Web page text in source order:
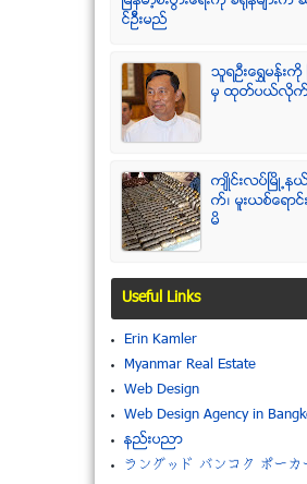
င္ဥိီးမည္
သူရဦးေရႊမန္းကို
မွ ထုတ္ပယ္လိုက္
က်ဳိင္းလပ္ၿမိဳ႕န
က္၊ မူးယစ္ေရာ
မိ
Useful Links
Erin Kamler
Myanmar Real Estate
Web Design
Web Design Agency in
နည္းပညာ
ラングッド バンコク ポーカ